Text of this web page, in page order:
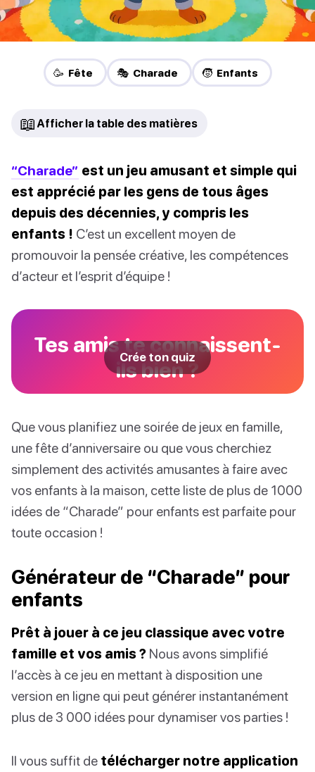
🥳 Fête 🎭 Charade 🧒 Enfants
📖 Afficher la table des matières
“Charade” est un jeu amusant et simple qui
est apprécié par les gens de tous âges
depuis des décennies, y compris les
enfants ! C’est un excellent moyen de
promouvoir la pensée créative, les compétences
d’acteur et l’esprit d’équipe !
Tes amis te connaissent-
ils bien ?
Crée ton quiz
Que vous planifiez une soirée de jeux en famille,
une fête d’anniversaire ou que vous cherchiez
simplement des activités amusantes à faire avec
vos enfants à la maison, cette liste de plus de 1000
idées de “Charade” pour enfants est parfaite pour
toute occasion !
Générateur de “Charade” pour
enfants
Prêt à jouer à ce jeu classique avec votre
famille et vos amis ? Nous avons simplifié
l’accès à ce jeu en mettant à disposition une
version en ligne qui peut générer instantanément
plus de 3 000 idées pour dynamiser vos parties !
Il vous suffit de télécharger notre application